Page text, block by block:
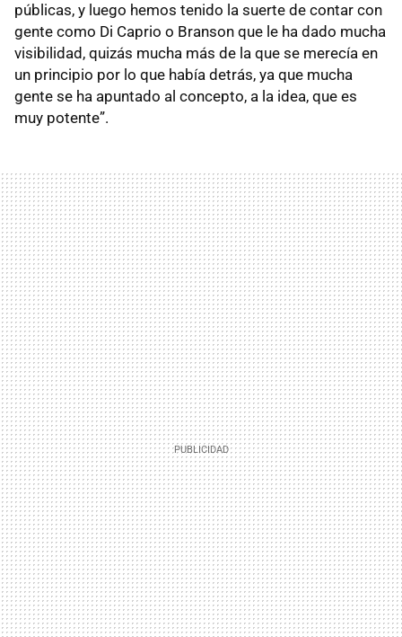
públicas, y luego hemos tenido la suerte de contar con
gente como Di Caprio o Branson que le ha dado mucha
visibilidad, quizás mucha más de la que se merecía en
un principio por lo que había detrás, ya que mucha
gente se ha apuntado al concepto, a la idea, que es
muy potente”.